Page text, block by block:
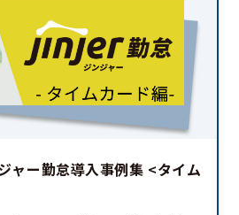
ャー勤怠導入事例集 <タイム